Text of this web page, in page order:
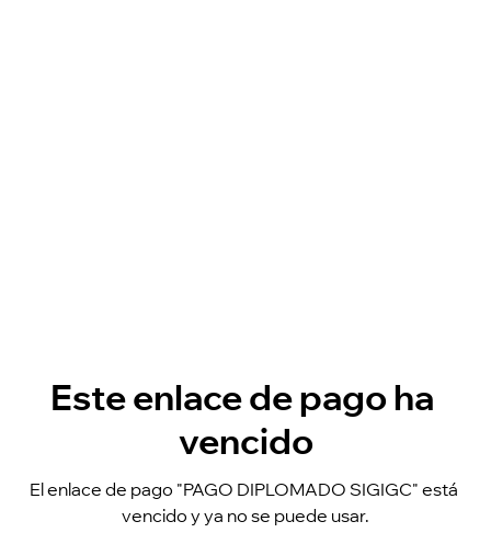
Este enlace de pago ha
vencido
El enlace de pago "PAGO DIPLOMADO SIGIGC" está
vencido y ya no se puede usar.